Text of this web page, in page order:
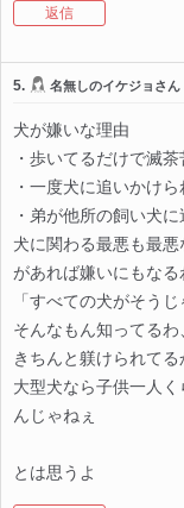
返信
5. 名無しのイケジョさん
犬が嫌いな理由
・歩いてるだけで滅
・一度犬に追いかけ
・弟が他所の飼い犬
犬に関わる最悪も最
があれば嫌いにもなる
「すべての犬がそう
そんなもん知ってる
きちんと躾けられて
大型犬なら子供一人
んじゃねぇ
とは思うよ